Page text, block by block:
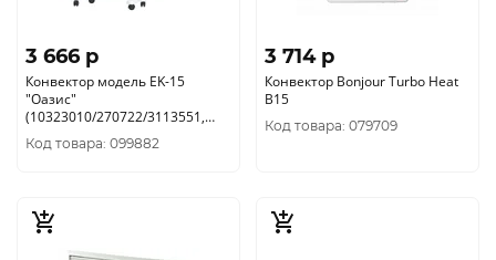
3 666 p
Конвектор модель EK-15
"Оазис"
(10323010/270722/3113551,
КИТАЙ )
Код товара: 099882
3 714 p
Конвектор Bonjour Turbo Heat
B15
Код товара: 079709